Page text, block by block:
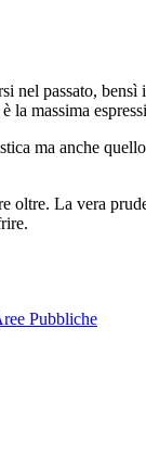
passato,
la massima
ma anche
La vera
Pubbliche